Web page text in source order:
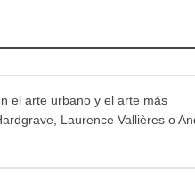
el arte urbano y el arte más
Laurence Vallières o